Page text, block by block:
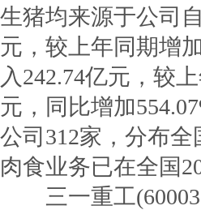
生猪均来源于公司
元，较上年同期增
入242.74亿元，较
元，同比增加
公司312家，分布
肉食业务已在全国
三一重工